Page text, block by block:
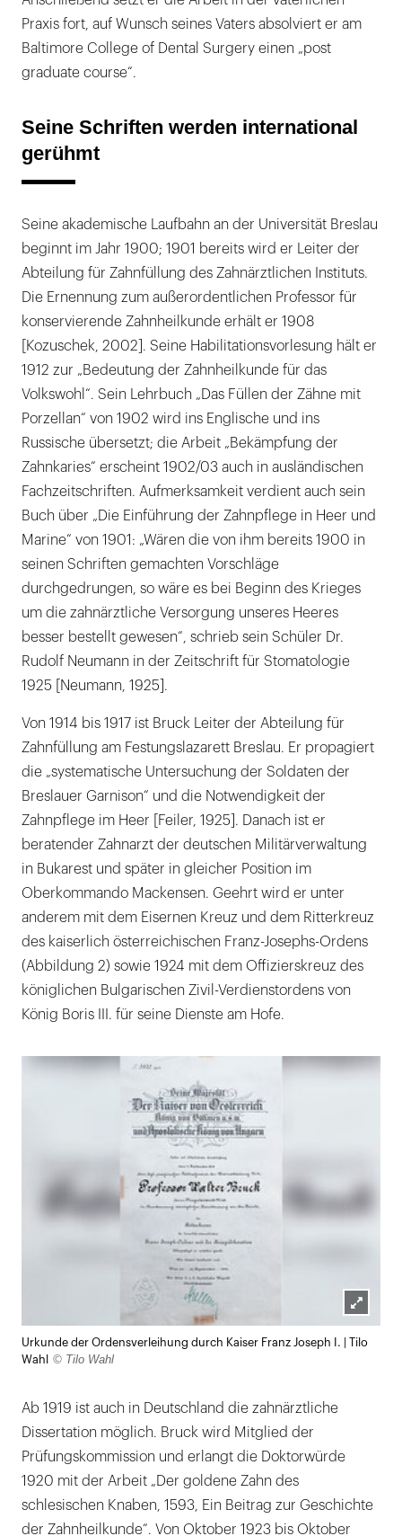
Praxis fort, auf Wunsch seines Vaters absolviert er am
Baltimore College of Dental Surgery einen „post
graduate course“.
Seine Schriften werden international
gerühmt
Seine akademische Laufbahn an der Universität Breslau
beginnt im Jahr 1900; 1901 bereits wird er Leiter der
Abteilung für Zahnfüllung des Zahnärztlichen Instituts.
Die Ernennung zum außerordentlichen Professor für
konservierende Zahnheilkunde erhält er 1908
[Kozuschek, 2002]. Seine Habilitationsvorlesung hält er
1912 zur „Bedeutung der Zahnheilkunde für das
Volkswohl“. Sein Lehrbuch „Das Füllen der Zähne mit
Porzellan“ von 1902 wird ins Englische und ins
Russische übersetzt; die Arbeit „Bekämpfung der
Zahnkaries“ erscheint 1902/03 auch in ausländischen
Fachzeitschriften. Aufmerksamkeit verdient auch sein
Buch über „Die Einführung der Zahnpflege in Heer und
Marine“ von 1901: „Wären die von ihm bereits 1900 in
seinen Schriften gemachten Vorschläge
durchgedrungen, so wäre es bei Beginn des Krieges
um die zahnärztliche Versorgung unseres Heeres
besser bestellt gewesen“, schrieb sein Schüler Dr.
Rudolf Neumann in der Zeitschrift für Stomatologie
1925 [Neumann, 1925].
Von 1914 bis 1917 ist Bruck Leiter der Abteilung für
Zahnfüllung am Festungslazarett Breslau. Er propagiert
die „systematische Untersuchung der Soldaten der
Breslauer Garnison“ und die Notwendigkeit der
Zahnpflege im Heer [Feiler, 1925]. Danach ist er
beratender Zahnarzt der deutschen Militärverwaltung
in Bukarest und später in gleicher Position im
Oberkommando Mackensen. Geehrt wird er unter
anderem mit dem Eisernen Kreuz und dem Ritterkreuz
des kaiserlich österreichischen Franz-Josephs-Ordens
(Abbildung 2) sowie 1924 mit dem Offizierskreuz des
königlichen Bulgarischen Zivil-Verdienstordens von
König Boris III. für seine Dienste am Hofe.
öffnen
Urkunde der Ordensverleihung durch Kaiser Franz Joseph I. | Tilo
Wahl
© Tilo Wahl
Ab 1919 ist auch in Deutschland die zahnärztliche
Dissertation möglich. Bruck wird Mitglied der
Prüfungskommission und erlangt die Doktorwürde
1920 mit der Arbeit „Der goldene Zahn des
schlesischen Knaben, 1593, Ein Beitrag zur Geschichte
der Zahnheilkunde“. Von Oktober 1923 bis Oktober